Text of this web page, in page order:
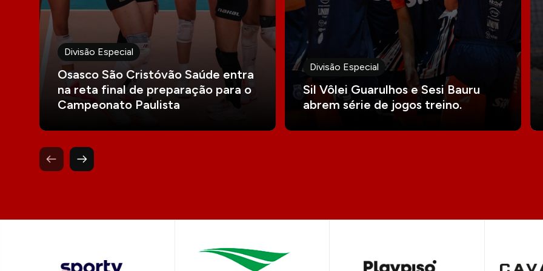
Divisão Especial
Osasco São Cristóvão Saúde entra
na reta final de preparação para o
Campeonato Paulista
Divisão Especial
Sil Vôlei Guarulhos e Sesi Bauru
abrem série de jogos treino.